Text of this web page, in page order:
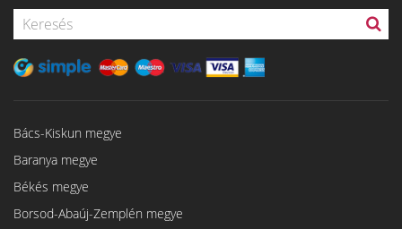
Bács-Kiskun megye
Baranya megye
Békés megye
Borsod-Abaúj-Zemplén megye